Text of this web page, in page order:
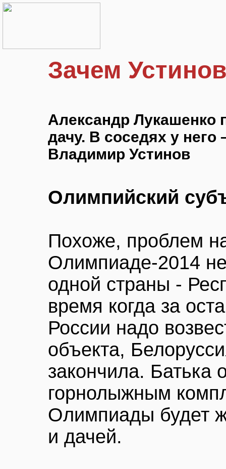
Зачем
Александр Лукашенко
дачу. В соседях у
Владимир Устинов
Олимпийский
Похоже, проблем
Олимпиаде-2014 не
одной страны -
время когда за
России надо
объекта,
закончила. Батька
горнолыжным
Олимпиады будет
и дачей.